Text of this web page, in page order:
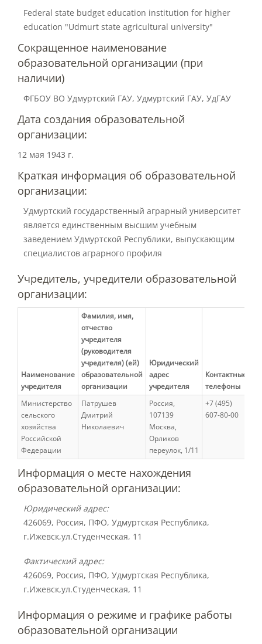
Педагогический состав
Материально-техническое
образовательного процесса
Стипендии и меры поддержки
обучающихся
Платные образовательные услуги
Финансово-хозяйственная
деятельность
Вакантные места для приёма
(перевода) обучающихся
Доступная среда
Международное сотрудничество
Организация питания в
образовательной организации
Абитуриенту
Университет
Об университете
Миссия, цель и ценности УдГАУ
Ректорат
Federal state budget education institution for higher
education "Udmurt state agricultural university"
Сокращенное наименование
образовательной организации (при
наличии)
ФГБОУ ВО Удмуртский ГАУ, Удмуртский ГАУ, УдГАУ
Дата создания образовательной
организации:
12 мая 1943 г.
Краткая информация об образовательной
организации:
Удмуртский государственный аграрный университет
является единственным высшим учебным
заведением Удмуртской Республики, выпускающим
специалистов аграрного профиля
Учредитель, учредители образовательной
организации:
Наименование
учредителя
Фамилия, имя,
отчество
учредителя
(руководителя
учредителя) (ей)
образовательной
организации
Юридический
адрес
учредителя
Контактные
телефоны
Министерство
сельского
хозяйства
Российской
Федерации
Патрушев
Дмитрий
Николаевич
Россия,
107139
Москва,
Орликов
переулок, 1/11
+7 (495)
607-80-00
Информация о месте нахождения
образовательной организации:
Юридический адрес:
426069, Россия, ПФО, Удмуртская Республика,
г.Ижевск,ул.Студенческая, 11
Фактический адрес:
426069, Россия, ПФО, Удмуртская Республика,
г.Ижевск,ул.Студенческая, 11
Информация о режиме и графике работы
образовательной организации